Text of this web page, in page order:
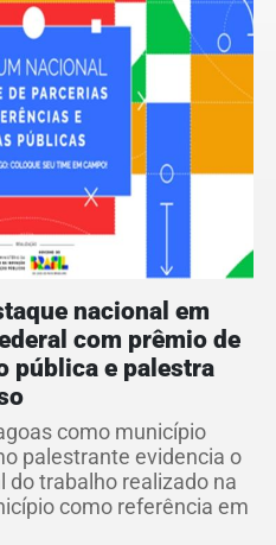
nacional em
com prêmio de
pública e palestra
como município
palestrante evidencia o
do trabalho realizado na
como referência em